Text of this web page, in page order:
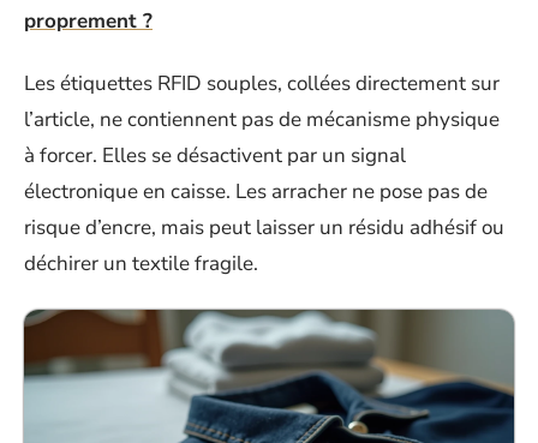
proprement ?
Les étiquettes RFID souples, collées directement sur
l’article, ne contiennent pas de mécanisme physique
à forcer. Elles se désactivent par un signal
électronique en caisse. Les arracher ne pose pas de
risque d’encre, mais peut laisser un résidu adhésif ou
déchirer un textile fragile.